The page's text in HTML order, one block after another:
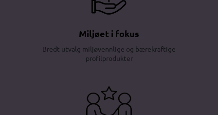
Miljøet i fokus
Bredt utvalg miljøvennlige og bærekraftige
profilprodukter